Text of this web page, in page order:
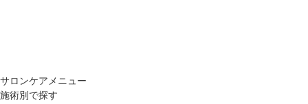
サロンケアメニュー
施術別で探す